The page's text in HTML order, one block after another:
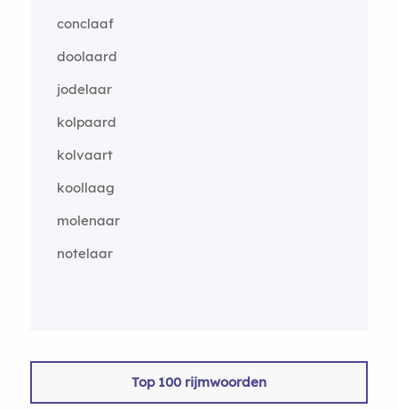
conclaaf
doolaard
jodelaar
kolpaard
kolvaart
koollaag
molenaar
notelaar
Top 100 rijmwoorden